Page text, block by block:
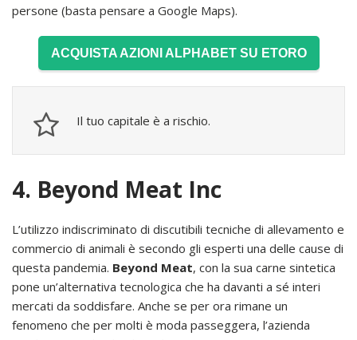
persone (basta pensare a Google Maps).
ACQUISTA AZIONI ALPHABET SU ETORO
Il tuo capitale è a rischio.
4. Beyond Meat Inc
L’utilizzo indiscriminato di discutibili tecniche di allevamento e
commercio di animali è secondo gli esperti una delle cause di
questa pandemia. Beyond Meat, con la sua carne sintetica
pone un’alternativa tecnologica che ha davanti a sé interi
mercati da soddisfare. Anche se per ora rimane un
fenomeno che per molti è moda passeggera, l’azienda